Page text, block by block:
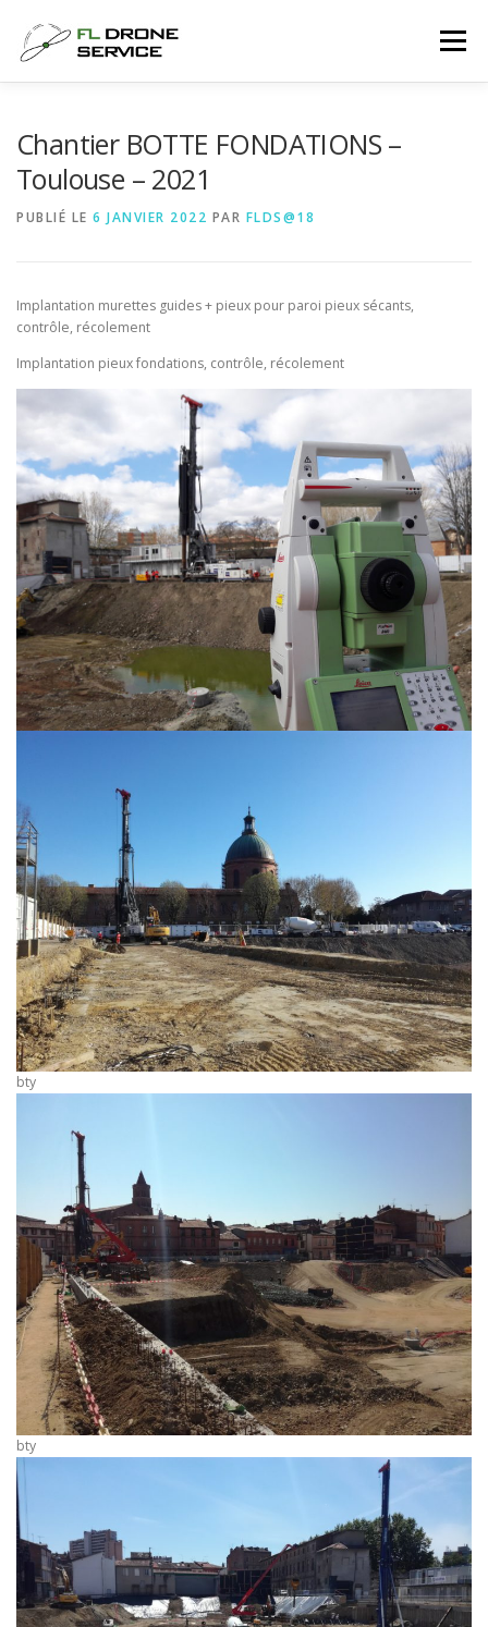
contenu
Menu
Chantier BOTTE FONDATIONS –
Toulouse – 2021
PUBLIÉ LE 6 JANVIER 2022 PAR FLDS@18
Implantation murettes guides + pieux pour paroi pieux sécants,
contrôle, récolement
Implantation pieux fondations, contrôle, récolement
bty
bty